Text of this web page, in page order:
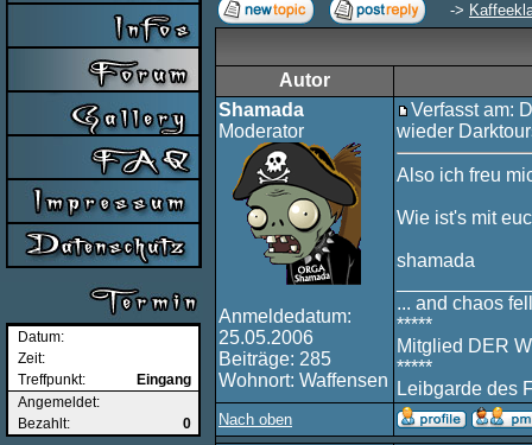
Datum:
Zeit:
Treffpunkt:
Eingang
Angemeldet:
Bezahlt:
0
->
Autor
Shamada
Moderator
Anmeldedatum:
25.05.2006
Beiträge: 285
Wohnort: Waffensen
Verfasst am:
wieder
Also ich freu
Wie ist's mit
shamada
... and chaos
*****
Mitglied DER
*****
Leibgarde des
Nach oben